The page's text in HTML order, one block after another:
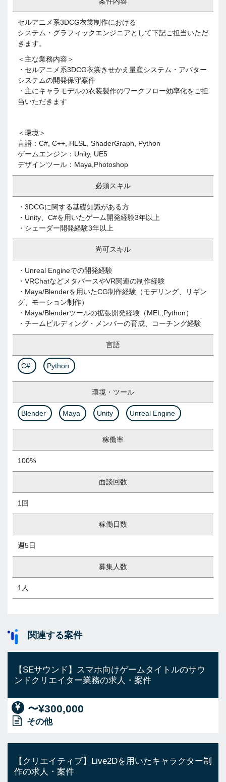
セルアニメ系3DCG衣裳制作における
システム・グラフィックエンジニアとして下記ご担当いただ
きます。
＜主な業務内容＞
・セルアニメ系3DCG衣裳きせかえ量産システム・アバター
システムの開発保守案件
・主にキャラモデルの衣装製作のワークフロー効率化をご担
当いただきます
＜環境＞
言語：C#, C++, HLSL, ShaderGraph, Python
ゲームエンジン：Unity, UE5
デザインツール：Maya,Photoshop
必須スキル
・3DCGに関する基礎知識がある方
・Unity、C#を用いたゲーム開発経験3年以上
・シェーダー開発経験3年以上
尚可スキル
・Unreal Engineでの開発経験
・VRChatなどメタバースやVR関連の制作経験
・Maya/Blenderを用いたCG制作経験（モデリング、リギン
グ、モーション制作）
・Maya/Blenderツールの拡張開発経験（MEL,Python）
・チームビルディング・メンバーの育成、コーチング経験
言語
C# Python
環境・ツール
Blender Maya Unity Unreal Engine
稼働率
100%
面談回数
1回
稼働日数
週5日
募集人数
1人
関連する案件
【SEサウンド】スマホ向けゲームタイトルのサウ
ンドクリエイター業務の求人・案件
〜¥300,000
その他
【クリエイティブ】Live2Dを用いたキャラクター制
作の求人・案件